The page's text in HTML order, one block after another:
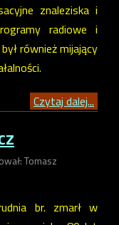
znaleziska i
radiowe i
również mijający
Czytaj dalej...
Tomasz
br. zmarł w